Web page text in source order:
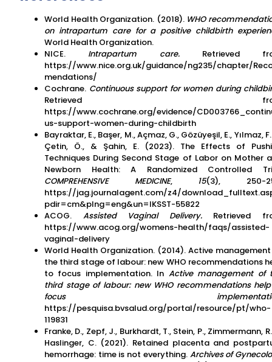
World Health Organization. (2018). WHO
on intrapartum care for a positive childbirth
World Health Organization.
NICE. Intrapartum care.Retrieved
https://www.nice.org.uk/guidance/ng235/chapter/
mendations/
Cochrane. Continuous support for women during
Retrieved
https://www.cochrane.org/evidence/
us-support-women-during-childbirth
Bayraktar, E., Başer, M., Açmaz, G., Gözüyeşil, E., Yılmaz,
Çetin, Ö., & Şahin, E. (2023). The Effects of
Techniques During Second Stage of Labor on Mother
Newborn Health: A Randomized Controlled
COMPREHENSIVE MEDICINE, 15(3), 250-
https://jag.journalagent.com/z4/
pdir=cm&plng=eng&un=IKSST-55822
ACOG. Assisted Vaginal Delivery.Retrieved
https://www.acog.org/womens-health/faqs/assisted-
vaginal-delivery
World Health Organization. (2014). Active
the third stage of labour: new WHO recommendations
to focus implementation. In Active management of
third stage of labour: new WHO recommendations
focus
https://pesquisa.bvsalud.org/portal/resource/pt/who-
119831
Franke, D., Zepf, J., Burkhardt, T., Stein, P., Zimmermann,
Haslinger, C. (2021). Retained placenta and
hemorrhage: time is not everything. Archives of